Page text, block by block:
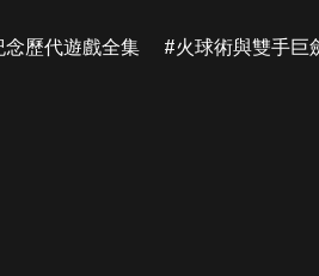
念歷代遊戲全集 火球術與雙手巨